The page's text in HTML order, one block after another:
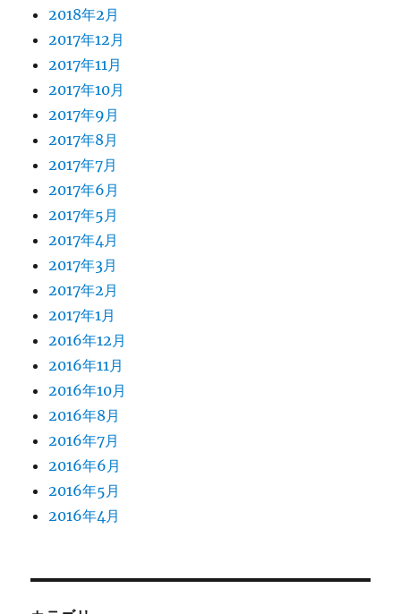
2018年2月
2017年12月
2017年11月
2017年10月
2017年9月
2017年8月
2017年7月
2017年6月
2017年5月
2017年4月
2017年3月
2017年2月
2017年1月
2016年12月
2016年11月
2016年10月
2016年8月
2016年7月
2016年6月
2016年5月
2016年4月